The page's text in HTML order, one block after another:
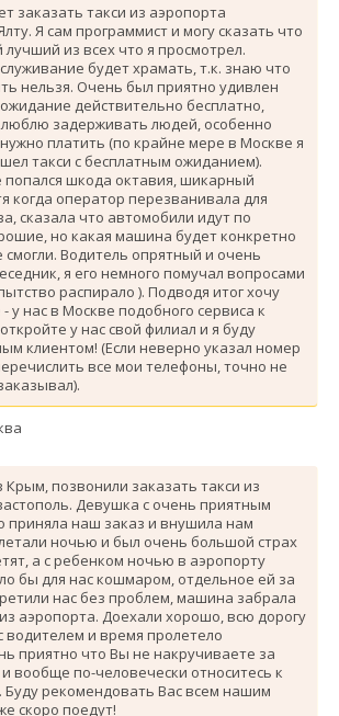
заказать такси из аэропорта
Я сам программист и могу сказать что
лучший из всех что я просмотрел.
будет храмать, т.к. знаю что
нельзя. Очень был приятно удивлен
действительно бесплатно,
задерживать людей, особенно
платить (по крайне мере в Москве я
такси с бесплатным ожиданием).
шкода октавия, шикарный
когда оператор перезванивала для
сказала что автомобили идут по
но какая машина будет конкретно
Водитель опрятный и очень
я его немного помучал вопросами
распирало ). Подводя итог хочу
- у нас в Москве подобного сервиса к
у нас свой филиал и я буду
клиентом! (Если неверно указал номер
все мои телефоны, точно не
Крым, позвонили заказать такси из
Девушка с очень приятным
приняла наш заказ и внушила нам
ночью и был очень большой страх
а с ребенком ночью в аэропорту
бы для нас кошмаром, отдельное ей за
нас без проблем, машина забрала
аэропорта. Доехали хорошо, всю дорогу
водителем и время пролетело
приятно что Вы не накручиваете за
вообще по-человечески относитесь к
Буду рекомендовать Вас всем нашим
скоро поедут!